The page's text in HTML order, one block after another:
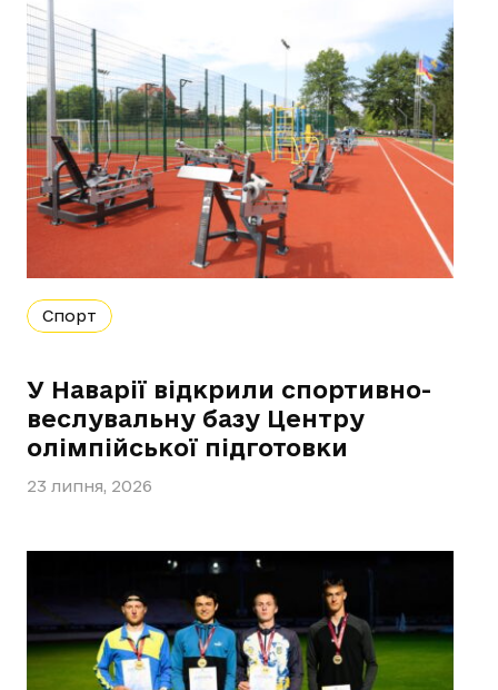
Спорт
У Наварії відкрили спортивно-
веслувальну базу Центру
олімпійської підготовки
23 липня, 2026